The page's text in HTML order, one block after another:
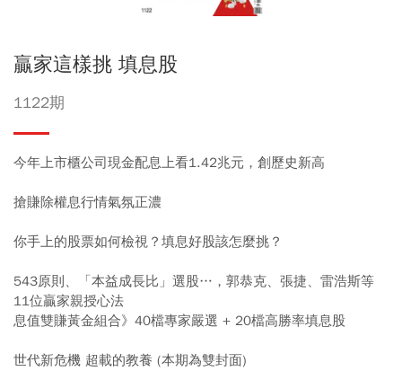
贏家這樣挑 填息股
1122期
今年上市櫃公司現金配息上看1.42兆元，創歷史新高
搶賺除權息行情氣氛正濃
你手上的股票如何檢視？填息好股該怎麼挑？
543原則、「本益成長比」選股…，郭恭克、張捷、雷浩斯等
11位贏家親授心法
息值雙賺黃金組合》40檔專家嚴選 + 20檔高勝率填息股
世代新危機 超載的教養 (本期為雙封面)